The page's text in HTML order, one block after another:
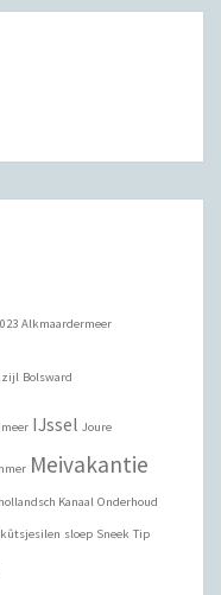
Alkmaardermeer
Bolsward
IJssel Joure
Meivakantie
Kanaal Onderhoud
sloep Sneek Tip